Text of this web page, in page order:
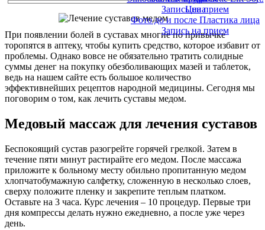
Цена
Фото до и после Пластика лица
Запись на прием
Запись на прием
При появлении болей в суставах многие по привычке
торопятся в аптеку, чтобы купить средство, которое избавит от
проблемы. Однако вовсе не обязательно тратить солидные
суммы денег на покупку обезболивающих мазей и таблеток,
ведь на нашем сайте есть большое количество
эффективнейших рецептов народной медицины. Сегодня мы
поговорим о том, как лечить суставы медом.
Медовый массаж для лечения суставов
Беспокоящий сустав разогрейте горячей грелкой. Затем в
течение пяти минут растирайте его медом. После массажа
приложите к больному месту обильно пропитанную медом
хлопчатобумажную салфетку, сложенную в несколько слоев,
сверху положите пленку и закрепите теплым платком.
Оставьте на 3 часа. Курс лечения – 10 процедур. Первые три
дня компрессы делать нужно ежедневно, а после уже через
день.